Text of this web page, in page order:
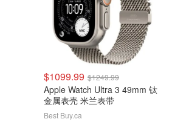
$1099.99 $1249.99
Apple Watch Ultra 3 49mm 钛
金属表壳 米兰表带
Best Buy.ca